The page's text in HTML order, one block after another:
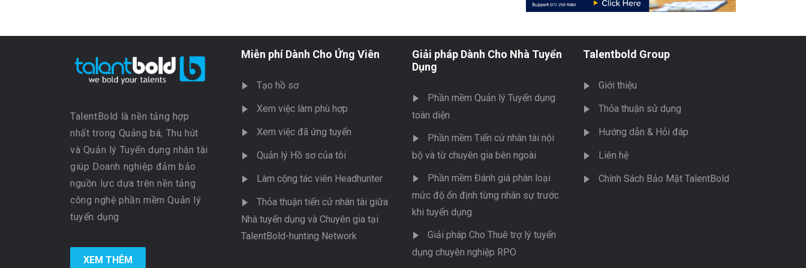
TalentBold là nền tảng hợp
nhất trong Quảng bá, Thu hút
và Quản lý Tuyển dụng nhân tài
giúp Doanh nghiệp đảm bảo
nguồn lực dựa trên nền tảng
công nghệ phần mềm Quản lý
tuyển dụng
XEM THÊM
Miễn phí Dành Cho Ứng Viên
Tạo hồ sơ
Xem việc làm phù hợp
Xem việc đã ứng tuyển
Quản lý Hồ sơ của tôi
Làm cộng tác viên Headhunter
Thỏa thuận tiến cử nhân tài giữa
Nhà tuyển dụng và Chuyên gia tại
TalentBold-hunting Network
Giải pháp Dành Cho Nhà Tuyển
Dụng
Phần mềm Quản lý Tuyển dụng
toàn diện
Phần mềm Tiến cử nhân tài nội
bộ và từ chuyên gia bên ngoài
Phần mềm Đánh giá phân loại
mức độ ổn định từng nhân sự trước
khi tuyển dụng
Giải pháp Cho Thuê trợ lý tuyển
dụng chuyên nghiệp RPO
Talentbold Group
Giới thiệu
Thỏa thuận sử dụng
Hướng dẫn & Hỏi đáp
Liên hệ
Chính Sách Bảo Mật TalentBold